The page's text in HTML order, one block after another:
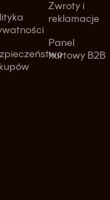
Zwroty i
reklamacje
Panel
hurtowy B2B